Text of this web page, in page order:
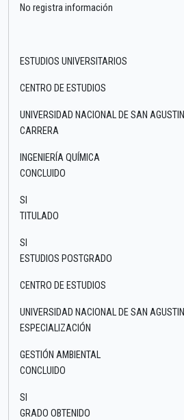
No registra información
ESTUDIOS UNIVERSITARIOS
CENTRO DE ESTUDIOS
UNIVERSIDAD NACIONAL DE SAN AGUSTIN
CARRERA
INGENIERÍA QUÍMICA
CONCLUIDO
SI
TITULADO
SI
ESTUDIOS POSTGRADO
CENTRO DE ESTUDIOS
UNIVERSIDAD NACIONAL DE SAN AGUSTIN
ESPECIALIZACIÓN
GESTIÓN AMBIENTAL
CONCLUIDO
SI
GRADO OBTENIDO